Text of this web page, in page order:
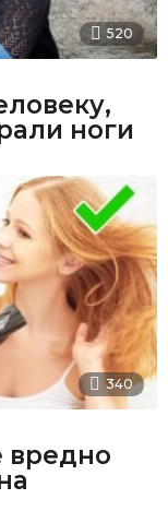
520
ноги
340
вредно